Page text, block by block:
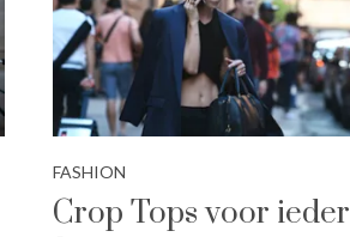
FASHION
Crop Tops voor ieder